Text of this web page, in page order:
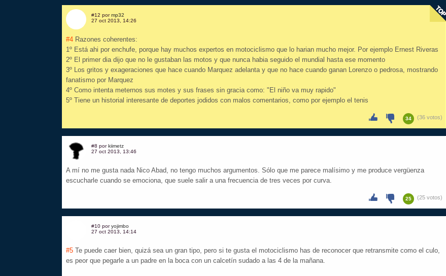
#12 pormp32
27 oct 2013, 14:26
#4 Razones coherentes:
1º Está ahi por enchufe, porque hay muchos expertos en motociclismo que lo harian mucho mejor. Por ejemplo Ernest Riveras
2º El primer dia dijo que no le gustaban las motos y que nunca habia seguido el mundial hasta ese momento
3º Los gritos y exageraciones que hace cuando Marquez adelanta y que no hace cuando ganan Lorenzo o pedrosa, mostrando
fanatismo por Marquez
4º Como intenta meternos sus motes y sus frases sin gracia como: "El niño va muy rapido"
5º Tiene un historial interesante de deportes jodidos con malos comentarios, como por ejemplo el tenis
34 (36 votos)
#8 porkiimetz
27 oct 2013, 13:46
A mí no me gusta nada Nico Abad, no tengo muchos argumentos. Sólo que me parece malísimo y me produce vergüenza
escucharle cuando se emociona, que suele salir a una frecuencia de tres veces por curva.
25 (25 votos)
#10 poryojimbo
27 oct 2013, 14:14
#5 Te puede caer bien, quizá sea un gran tipo, pero si te gusta el motociclismo has de reconocer que retransmite como el culo,
es peor que pegarle a un padre en la boca con un calcetín sudado a las 4 de la mañana.